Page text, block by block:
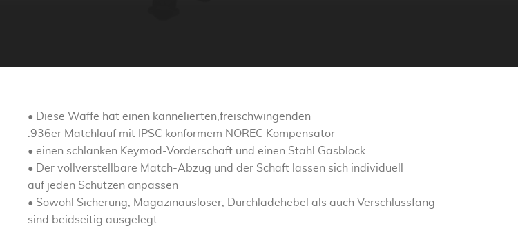
• Diese Waffe hat einen kannelierten,freischwingenden
.936er Matchlauf mit IPSC konformem NOREC Kompensator
• einen schlanken Keymod-Vorderschaft und einen Stahl Gasblock
• Der vollverstellbare Match-Abzug und der Schaft lassen sich individuell
auf jeden Schützen anpassen
• Sowohl Sicherung, Magazinauslöser, Durchladehebel als auch Verschlussfang
sind beidseitig ausgelegt